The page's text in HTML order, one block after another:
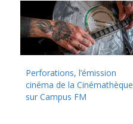
Perforations, l’émission
cinéma de la Cinémathèque
sur Campus FM